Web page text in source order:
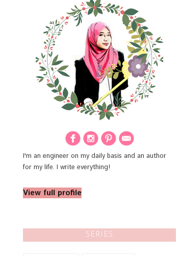
I'm an engineer on my daily basis and an author
for my life. I write everything!
View full profile
SERIES